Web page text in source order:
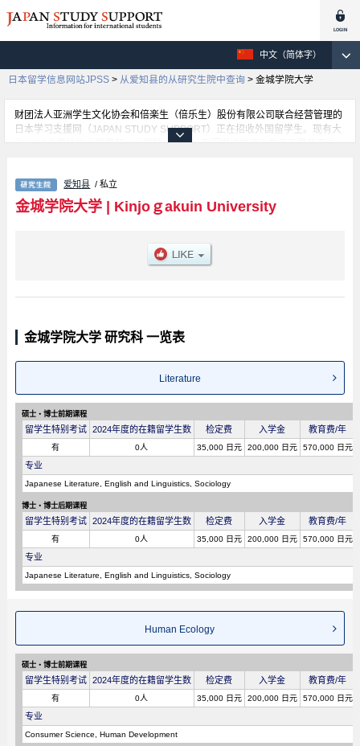
中文（简体字）
日本留学信息网站JPSS > 从爱知县的从研究生院中查询 > 金城学院大学
财团法人亚洲学生文化协会和倍楽生（倍乐生）股份有限公司联合经营管理的
日本学习支援网（JAPAN STUDY SUPPORT）正在招收外国留学生。现有大
约1300个学校的大学学部、大学院、短大、专门学校的招生信息正登载于此
Ecology、Nursing等各研究科的不同信息。招收名额、合格人数等考试信息，
以及设施介绍、联系方式等外国留学生必要的信息都登载于此，请务必查阅和
利用此网。
爱知县 / 私立
金城学院大学| Kinjoｇakuin University
金城学院大学 研究科 一览表
Literature
硕士・博士前期课程
留学生特别考试 2024年度的在籍留学生数 检定费 入学金 教育费/年
有 0人 35,000 日元 200,000 日元 570,000 日元
专业
Japanese Literature, English and Linguistics, Sociology
博士・博士后期课程
留学生特别考试 2024年度的在籍留学生数 检定费 入学金 教育费/年
有 0人 35,000 日元 200,000 日元 570,000 日元
专业
Japanese Literature, English and Linguistics, Sociology
Human Ecology
硕士・博士前期课程
留学生特别考试 2024年度的在籍留学生数 检定费 入学金 教育费/年
有 0人 35,000 日元 200,000 日元 570,000 日元
专业
Consumer Science, Human Development